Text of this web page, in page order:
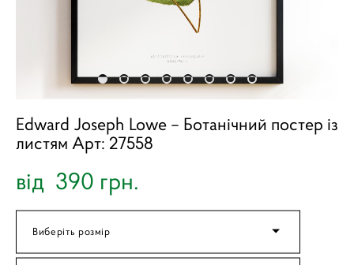
Edward Joseph Lowe – Ботанічний постер із
листям Арт: 27558
від 390 грн.
Виберіть розмір